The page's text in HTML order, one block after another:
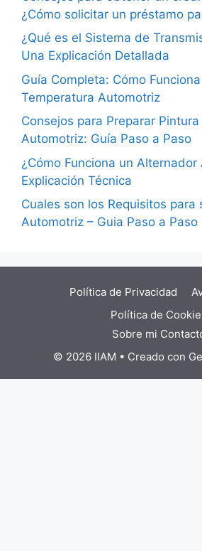
¿Cómo solicitar un préstamo
¿Qué es el Sistema de
Una Explicación Detallada
Guía Completa: Cómo
Temperatura Automotriz
Consejos para Preparar Pintura
Automotriz: Guía Paso a Paso
¿Cómo Funciona un
Explicación Técnica
Cuales son los Requisitos para
Automotriz – Guia Paso a Paso
Política de Privacidad
Política de
Sobre mi
© 2026 IIAM • Creado con